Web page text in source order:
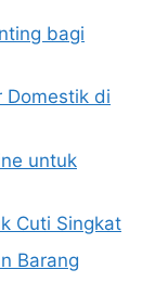
bagi
Domestik di
untuk
Cuti Singkat
Barang